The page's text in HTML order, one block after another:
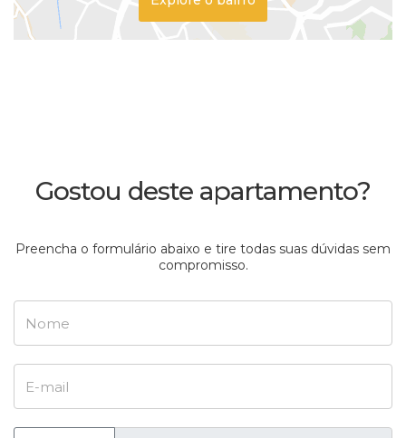
Gostou deste apartamento?
Preencha o formulário abaixo e tire todas suas dúvidas sem
compromisso.